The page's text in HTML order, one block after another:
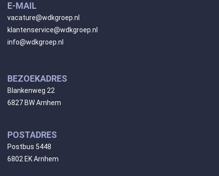
E-MAIL
vacature@wdkgroep.nl
klantenservice@wdkgroep.nl
info@wdkgroep.nl
BEZOEKADRES
Blankenweg 22
6827 BW Arnhem
POSTADRES
Postbus 5448
6802 EK Arnhem